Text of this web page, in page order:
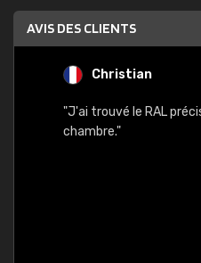
AVIS DES CLIENTS
Christian
"J'ai trouvé le RAL
chambre."